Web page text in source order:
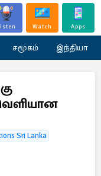
Watch Apps
சமூகம் இந்தியா
Sri Lanka